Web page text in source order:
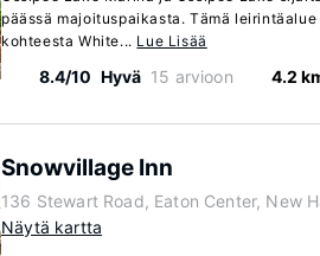
päässä majoituspaikasta. Tämä
kohteesta White... Lue Lisää
8.4/10 Hyvä 15 arvioon 4.2
Snowvillage Inn
136 Stewart Road, Eaton Center, New
Näytä kartta